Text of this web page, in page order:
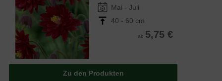
Mai - Juli
40 - 60 cm
ab 5,75 €
Zu den Produkten